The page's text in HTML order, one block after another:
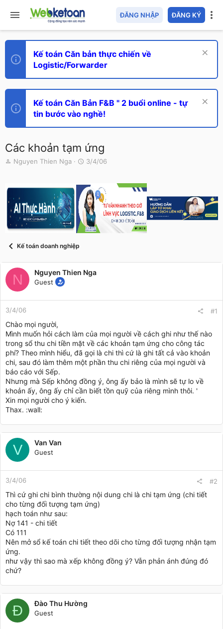
ĐĂNG NHẬP ĐĂNG KÝ
Kế toán Căn bản thực chiến về
Logistic/Forwarder
Kế toán Căn Bản F&B " 2 buổi online - tự
tin bước vào nghề!
Các khoản tạm ứng
T
e
a
d
s
a
r
Nguyen Thien Nga
N
y
g
ử
i
3/4/06
Kế toán doanh nghiệp
N Nguyen Thien Nga
Guest
3/4/06 #1
Chào mọi người,
Mình muốn hỏi cách làm của mọi người về cách ghi như thế nào
trong sổ thu chi tiền mặt về các khoản tạm ứng cho công tác
phí? Theo mình hiểu, đã gọi là chi thì cứ là ghi tất cả vào khoản
chi, sau đó làm thêm một phần thu chi riêng của mọi người và
báo cáo với Sếp.
Nhưng mà Sếp không đồng ý, ông ấy bảo là mình sẽ tự lo về
khoản ấy, ông ấy chỉ cần biết tồn quỹ của riêng mình thôi. '
Xin mọi người cho ý kiến.
Thax. :wall:
V Van Van
Guest
3/4/06 #2
Thì cứ ghi chi bình thường nội dung chi là chi tạm ứng (chi tiết
cho từng đối tượng tạm ứng)
hạch toán như sau:
Nợ 141 - chi tiết
Có 111
Nên mở sổ kế toán chi tiết theo dõi cho từng đối tượng nhận tạm
ứng.
như vậy thì sao mà xếp không đồng ý? Vẫn phản ánh đúng đó
chứ?
Đ Đào Thu Hường
Guest